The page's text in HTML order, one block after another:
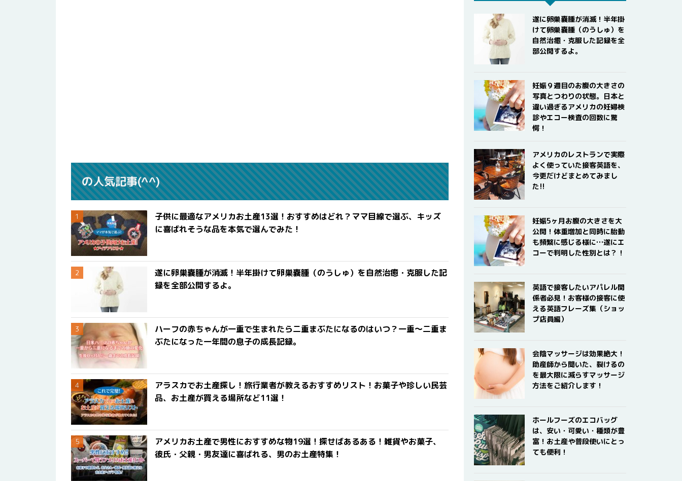
の人気記事(^^)
子供に最適なアメリカお土産13選！おすすめはどれ？ママ目線で選ぶ、キッズ
に喜ばれそうな品を本気で選んでみた！
遂に卵巣嚢腫が消滅！半年掛けて卵巣嚢腫（のうしゅ）を自然治癒・克服した記
録を全部公開するよ。
ハーフの赤ちゃんが一重で生まれたら二重まぶたになるのはいつ？一重〜二重ま
ぶたになった一年間の息子の成長記録。
アラスカでお土産探し！旅行業者が教えるおすすめリスト！お菓子や珍しい民芸
品、お土産が買える場所など11選！
アメリカお土産で男性におすすめな物19選！探せばあるある！雑貨やお菓子、
彼氏・父親・男友達に喜ばれる、男のお土産特集！
遂に卵巣嚢腫が消滅！半年掛
けて卵巣嚢腫（のうしゅ）を
自然治癒・克服した記録を全
部公開するよ。
妊娠９週目のお腹の大きさの
写真とつわりの状態。日本と
違い過ぎるアメリカの妊婦検
診やエコー検査の回数に驚
愕！
アメリカのレストランで実際
よく使っていた接客英語を、
今更だけどまとめてみまし
た!!
妊娠5ヶ月お腹の大きさを大
公開！体重増加と同時に胎動
も頻繁に感じる様に…遂にエ
コーで判明した性別とは？！
英語で接客したいアパレル関
係者必見！お客様の接客に使
える英語フレーズ集（ショッ
プ店員編）
会陰マッサージは効果絶大！
助産師から聞いた、裂けるの
を最大限に減らすマッサージ
方法をご紹介します！
ホールフーズのエコバッグ
は、安い・可愛い・種類が豊
富！お土産や普段使いにとっ
ても便利！